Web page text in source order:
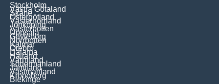
Stockholm
Västra Götaland
Skåne
Östergötland
Västernorrland
Jönköping
Västerbotten
Uppsala
Gävleborg
Norrbotten
Kalmar
Örebro
Dalarna
Halland
Värmland
Södermanland
Jämtland
Västmanland
Kronoberg
Blekinge